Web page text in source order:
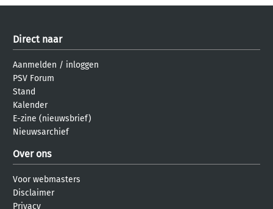
Direct naar
Aanmelden / inloggen
PSV Forum
Stand
Kalender
E-zine (nieuwsbrief)
Nieuwsarchief
Over ons
Voor webmasters
Disclaimer
Privacy